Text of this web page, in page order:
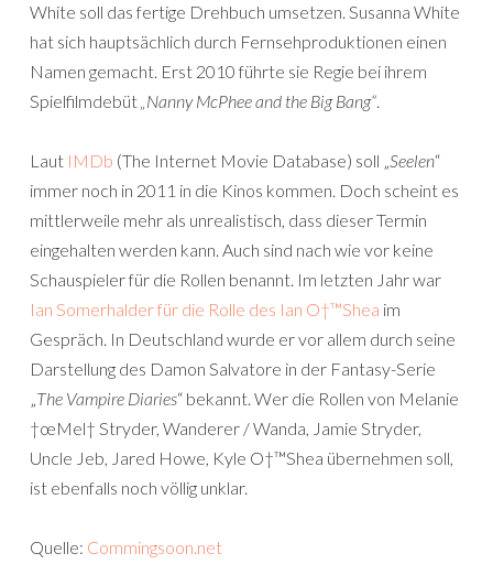
White soll das fertige Drehbuch umsetzen. Susanna White
hat sich hauptsächlich durch Fernsehproduktionen einen
Namen gemacht. Erst 2010 führte sie Regie bei ihrem
Spielfilmdebüt„Nanny McPhee and the Big Bang“.
Laut IMDb (The Internet Movie Database) soll „Seelen“
immer noch in 2011 in die Kinos kommen. Doch scheint es
mittlerweile mehr als unrealistisch, dass dieser Termin
eingehalten werden kann. Auch sind nach wie vor keine
Schauspieler für die Rollen benannt. Im letzten Jahr war
Ian Somerhalder für die Rolle des Ian O†™Shea im
Gespräch. In Deutschland wurde er vor allem durch seine
Darstellung des Damon Salvatore in der Fantasy-Serie
„The Vampire Diaries“ bekannt. Wer die Rollen von Melanie
†œMel† Stryder, Wanderer / Wanda, Jamie Stryder,
Uncle Jeb, Jared Howe, Kyle O†™Shea übernehmen soll,
ist ebenfalls noch völlig unklar.
Quelle: Commingsoon.net